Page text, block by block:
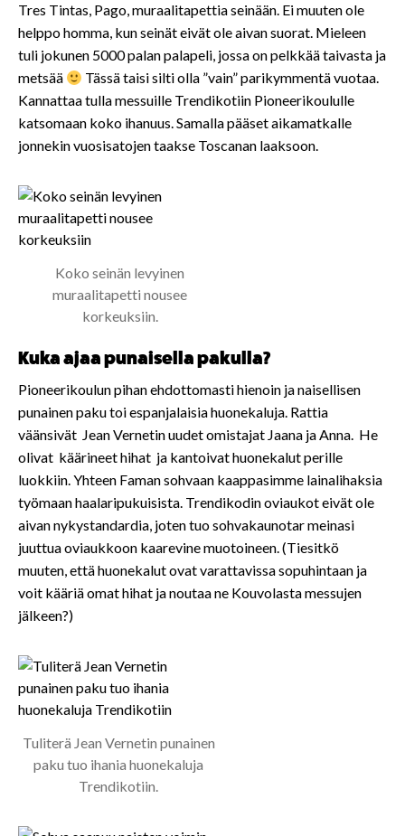
Tres Tintas, Pago, muraalitapettia seinään. Ei muuten ole
helppo homma, kun seinät eivät ole aivan suorat. Mieleen
tuli jokunen 5000 palan palapeli, jossa on pelkkää taivasta ja
metsää
Tässä taisi silti olla ”vain” parikymmentä vuotaa.
Kannattaa tulla messuille Trendikotiin Pioneerikoululle
katsomaan koko ihanuus. Samalla pääset aikamatkalle
jonnekin vuosisatojen taakse Toscanan laaksoon.
Koko seinän levyinen
muraalitapetti nousee
korkeuksiin.
Kuka ajaa punaisella pakulla?
Pioneerikoulun pihan ehdottomasti hienoin ja naisellisen
punainen paku toi espanjalaisia huonekaluja. Rattia
väänsivät Jean Vernetin uudet omistajat Jaana ja Anna. He
olivat käärineet hihat ja kantoivat huonekalut perille
luokkiin. Yhteen Faman sohvaan kaappasimme lainalihaksia
työmaan haalaripukuisista. Trendikodin oviaukot eivät ole
aivan nykystandardia, joten tuo sohvakaunotar meinasi
juuttua oviaukkoon kaarevine muotoineen. (Tiesitkö
muuten, että huonekalut ovat varattavissa sopuhintaan ja
voit kääriä omat hihat ja noutaa ne Kouvolasta messujen
jälkeen?)
Tuliterä Jean Vernetin punainen
paku tuo ihania huonekaluja
Trendikotiin.